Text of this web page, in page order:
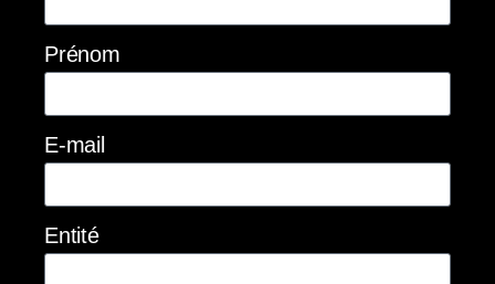
Prénom
E-mail
Entité